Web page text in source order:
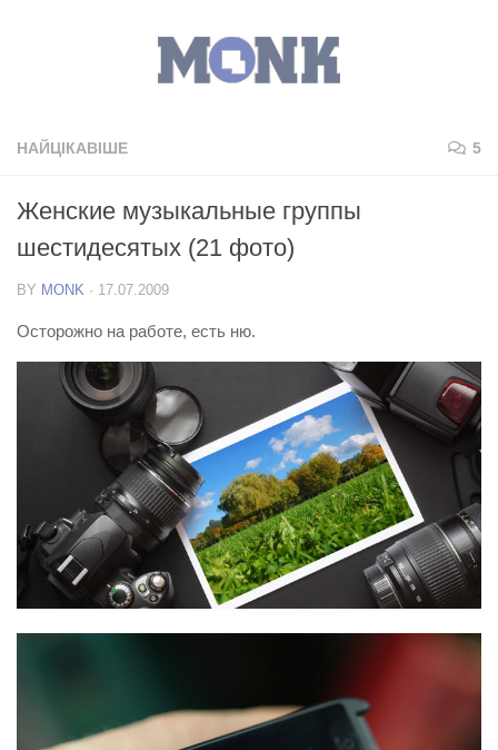
НАЙЦІКАВІШЕ 5
Женские музыкальные группы
шестидесятых (21 фото)
BY MONK · 17.07.2009
Осторожно на работе, есть ню.